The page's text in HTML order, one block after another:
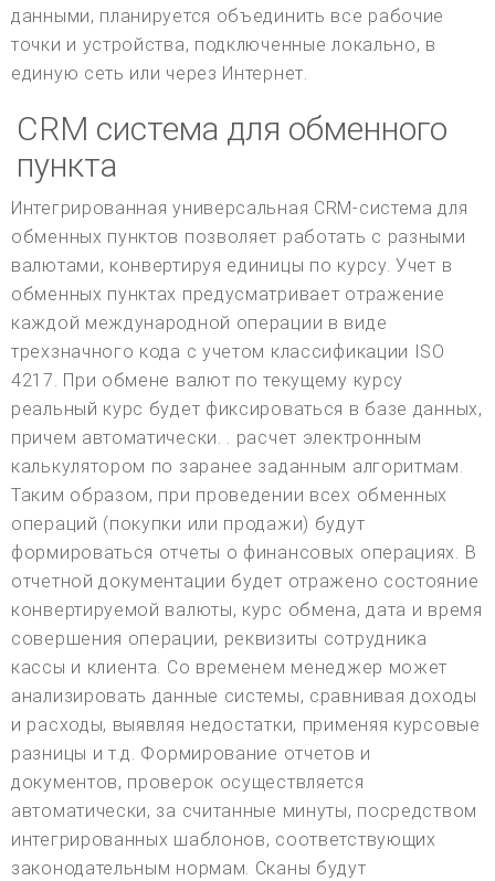
данными, планируется объединить все рабочие
точки и устройства, подключенные локально, в
единую сеть или через Интернет.
CRM система для обменного
пункта
Интегрированная универсальная CRM-система для
обменных пунктов позволяет работать с разными
валютами, конвертируя единицы по курсу. Учет в
обменных пунктах предусматривает отражение
каждой международной операции в виде
трехзначного кода с учетом классификации ISO
4217. При обмене валют по текущему курсу
реальный курс будет фиксироваться в базе данных,
причем автоматически. . расчет электронным
калькулятором по заранее заданным алгоритмам.
Таким образом, при проведении всех обменных
операций (покупки или продажи) будут
формироваться отчеты о финансовых операциях. В
отчетной документации будет отражено состояние
конвертируемой валюты, курс обмена, дата и время
совершения операции, реквизиты сотрудника
кассы и клиента. Со временем менеджер может
анализировать данные системы, сравнивая доходы
и расходы, выявляя недостатки, применяя курсовые
разницы и т.д. Формирование отчетов и
документов, проверок осуществляется
автоматически, за считанные минуты, посредством
интегрированных шаблонов, соответствующих
законодательным нормам. Сканы будут